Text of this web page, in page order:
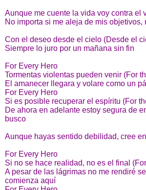
Aunque me cuente la vida voy contra el
No importa si me aleja de mis objetivos,
Con el deseo desde el cielo (Desde el
Siempre lo juro por un mañana sin fin
For Every Hero
Tormentas violentas pueden venir (For
El amanecer llegara y volare como un
For Every Hero
Si es posible recuperar el espíritu (For
De ahora en adelante estoy segura de
busco
Aunque hayas sentido debilidad, cree
For Every Hero
Si no se hace realidad, no es el final
A pesar de las lágrimas no me rendiré
comienza aquí